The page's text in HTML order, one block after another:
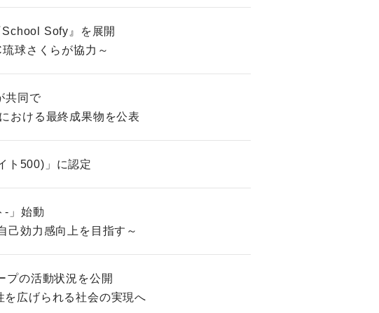
Sofy』を展開
球さくらが協力～
共同で
おける最終成果物を公表
ト500)」に認定
-」始動
己効力感向上を目指す～
プの活動状況を公開
広げられる社会の実現へ